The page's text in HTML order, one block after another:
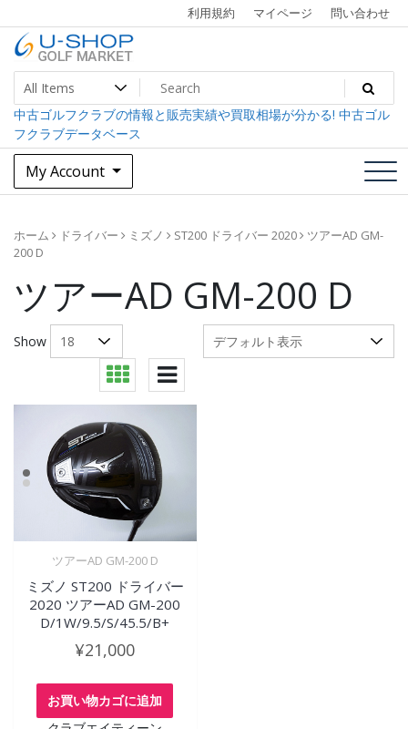
to
content
利用規約 マイページ 問い合わせ
U-SHOP Golf Market dev
中古ゴルフクラブ最大級！U-SHOPゴルフマーケット
中古ゴルフクラブの情報と販売実績や買取相場が分かる! 中古ゴル
フクラブデータベース
My Account
ホーム ドライバー ミズノ ST200 ドライバー 2020
ツアーAD GM-
200 D
ツアーAD GM-200 D
Show
ツアーAD GM-200 D
ミズノ ST200 ドライバー
2020 ツアーAD GM-200
D/1W/9.5/S/45.5/B+
¥21,000
お買い物カゴに追加